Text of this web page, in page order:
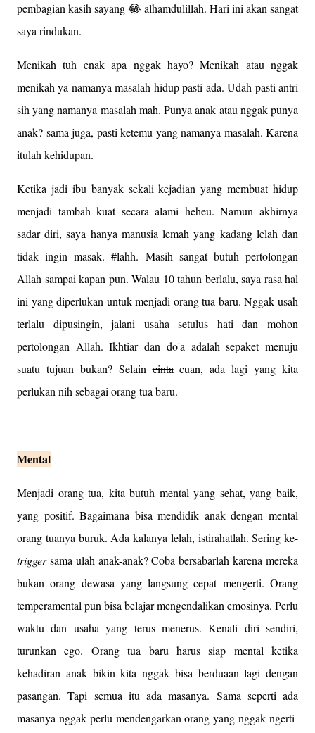
pembagian kasih sayang 😂 alhamdulillah. Hari ini akan sangat
saya rindukan.
Menikah tuh enak apa nggak hayo? Menikah atau nggak
menikah ya namanya masalah hidup pasti ada. Udah pasti antri
sih yang namanya masalah mah. Punya anak atau nggak punya
anak? sama juga, pasti ketemu yang namanya masalah. Karena
itulah kehidupan.
Ketika jadi ibu banyak sekali kejadian yang membuat hidup
menjadi tambah kuat secara alami heheu. Namun akhirnya
sadar diri, saya hanya manusia lemah yang kadang lelah dan
tidak ingin masak. #lahh. Masih sangat butuh pertolongan
Allah sampai kapan pun. Walau 10 tahun berlalu, saya rasa hal
ini yang diperlukan untuk menjadi orang tua baru. Nggak usah
terlalu dipusingin, jalani usaha setulus hati dan mohon
pertolongan Allah. Ikhtiar dan do'a adalah sepaket menuju
suatu tujuan bukan? Selaincintacuan, ada lagi yang kita
perlukan nih sebagai orang tua baru.
Mental
Menjadi orang tua, kita butuh mental yang sehat, yang baik,
yang positif. Bagaimana bisa mendidik anak dengan mental
orang tuanya buruk. Ada kalanya lelah, istirahatlah. Sering ke-
triggersama ulah anak-anak? Coba bersabarlah karena mereka
bukan orang dewasa yang langsung cepat mengerti. Orang
temperamental pun bisa belajar mengendalikan emosinya. Perlu
waktu dan usaha yang terus menerus. Kenali diri sendiri,
turunkan ego. Orang tua baru harus siap mental ketika
kehadiran anak bikin kita nggak bisa berduaan lagi dengan
pasangan. Tapi semua itu ada masanya. Sama seperti ada
masanya nggak perlu mendengarkan orang yang nggak ngerti-